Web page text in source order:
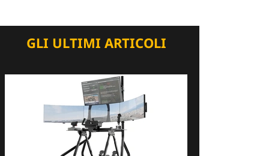
GLI ULTIMI ARTICOLI